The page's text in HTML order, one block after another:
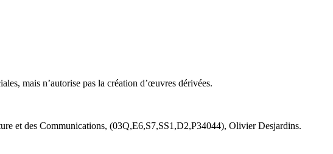
mais n’autorise pas la création d’œuvres dérivées.
et des Communications, (03Q,E6,S7,SS1,D2,P34044), Olivier Desjardins.